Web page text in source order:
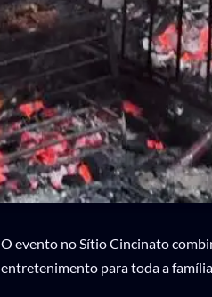
O evento no Sítio Cincinato
entretenimento para toda a